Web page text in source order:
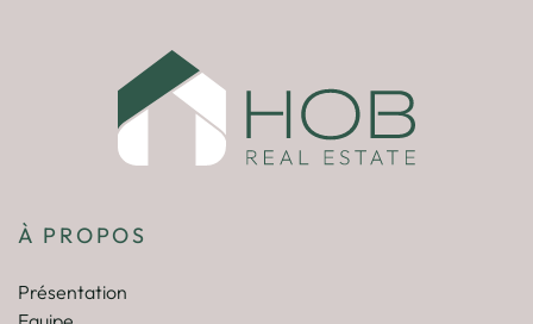
À PROPOS
Présentation